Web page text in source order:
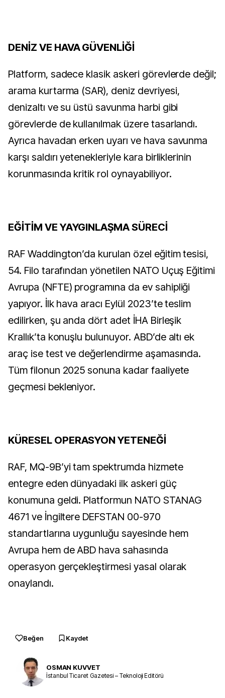
DENİZ VE HAVA GÜVENLİĞİ
Platform, sadece klasik askeri görevlerde değil;
arama kurtarma (SAR), deniz devriyesi,
denizaltı ve su üstü savunma harbi gibi
görevlerde de kullanılmak üzere tasarlandı.
Ayrıca havadan erken uyarı ve hava savunma
karşı saldırı yetenekleriyle kara birliklerinin
korunmasında kritik rol oynayabiliyor.
EĞİTİM VE YAYGINLAŞMA SÜRECİ
RAF Waddington’da kurulan özel eğitim tesisi,
54. Filo tarafından yönetilen NATO Uçuş Eğitimi
Avrupa (NFTE) programına da ev sahipliği
yapıyor. İlk hava aracı Eylül 2023’te teslim
edilirken, şu anda dört adet İHA Birleşik
Krallık’ta konuşlu bulunuyor. ABD’de altı ek
araç ise test ve değerlendirme aşamasında.
Tüm filonun 2025 sonuna kadar faaliyete
geçmesi bekleniyor.
KÜRESEL OPERASYON YETENEĞİ
RAF, MQ-9B’yi tam spektrumda hizmete
entegre eden dünyadaki ilk askeri güç
konumuna geldi. Platformun NATO STANAG
4671 ve İngiltere DEFSTAN 00-970
standartlarına uygunluğu sayesinde hem
Avrupa hem de ABD hava sahasında
operasyon gerçekleştirmesi yasal olarak
onaylandı.
Beğen Kaydet
OSMAN KUVVET
İstanbul Ticaret Gazetesi – Teknoloji Editörü